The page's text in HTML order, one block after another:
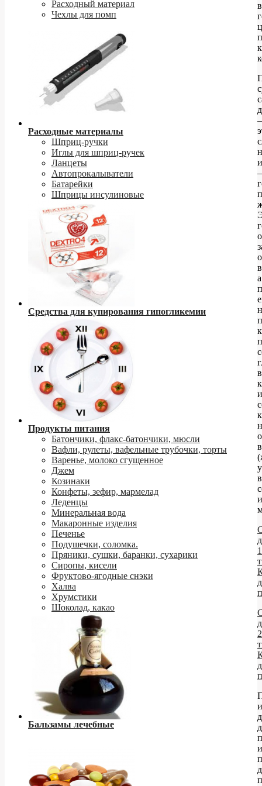
Расходный материал
Чехлы для помп
Расходные материалы
Шприц-ручки
Иглы для шприц-ручек
Ланцеты
Автопрокалыватели
Батарейки
Шприцы инсулиновые
Средства для купирования гипогликемии
Продукты питания
Батончики, флакс-батончики, мюсли
Вафли, рулеты, вафельные трубочки, торты
Варенье, молоко сгущенное
Джем
Козинаки
Конфеты, зефир, мармелад
Леденцы
Минеральная вода
Макаронные изделия
Печенье
Подушечки, соломка.
Пряники, сушки, баранки, сухарики
Сиропы, кисели
Фруктово-ягодные снэки
Халва
Хрумстики
Шоколад, какао
Бальзамы лечебные
к
–
а
к
в
и
к
и
1
2